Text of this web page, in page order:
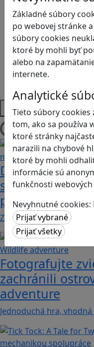
Základné súbory
po webovej stránke
súbory cookies
ktoré by mohli byť
alebo na
internete.
Analytické
Tieto súbory
tom, ako sa používa
ktoré stránky
narazili na chybové
ktoré by mohli
informácie sú
funkčnosti
Nevyhnutné cookies:
Logické myslenie
Ľudské práva a
Motorika a
Programovanie/
Sociálne
Strategické
Platformy
Načítam blogy
Desatoro rád
s deťmi
pravidlá
Zohľadňovať treba
Fotografujte
zachránili
adventure
Jednoduchá hra,